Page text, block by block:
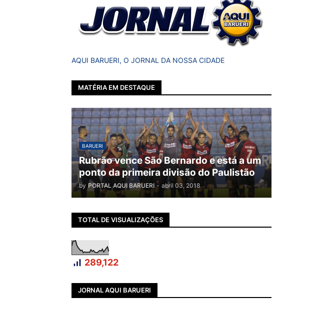
AQUI BARUERI, O JORNAL DA NOSSA CIDADE
MATÉRIA EM DESTAQUE
BARUERI
Rubrão vence São Bernardo e está a um
ponto da primeira divisão do Paulistão
by PORTAL AQUI BARUERI - abril 03, 2018
TOTAL DE VISUALIZAÇÕES
289,122
JORNAL AQUI BARUERI